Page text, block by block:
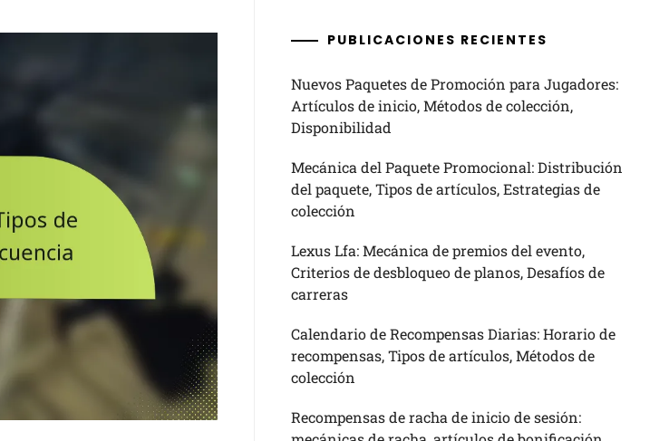
PUBLICACIONES RECIENTES
Nuevos Paquetes de Promoción para Jugadores:
Artículos de inicio, Métodos de colección,
Disponibilidad
Mecánica del Paquete Promocional: Distribución
del paquete, Tipos de artículos, Estrategias de
colección
Lexus Lfa: Mecánica de premios del evento,
Criterios de desbloqueo de planos, Desafíos de
carreras
Calendario de Recompensas Diarias: Horario de
recompensas, Tipos de artículos, Métodos de
colección
Recompensas de racha de inicio de sesión: